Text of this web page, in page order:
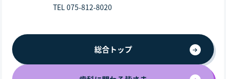
TEL 075-812-8020
総合トップ